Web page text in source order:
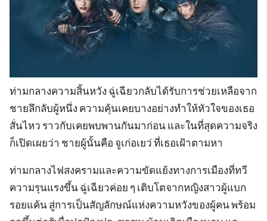
ท่ามกลางความสิ้นหวัง ฉู่เฉียวกลับได้รับการช่วยเหลือจาก
ชายลึกลับผู้หนึ่ง ความคุ้นเคยบางอย่างทำให้หัวใจของเธอ
สั่นไหว ราวกับเคยพบพานกันมาก่อน และในที่สุดความจริง
ก็เปิดเผยว่า ชายผู้นั้นคือ จูเก่อเยว่ ที่เธอเฝ้าตามหา
ท่ามกลางไฟสงครามและความขัดแย้งทางการเมืองที่ทวี
ความรุนแรงขึ้น ฉู่เฉียวค่อย ๆ เติบโตจากหญิงสาวผู้แบก
รอยแค้น สู่การเป็นสัญลักษณ์แห่งความหวังของผู้คน พร้อม